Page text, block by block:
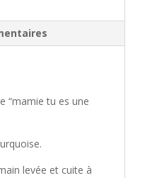
“mamie tu es une
levée et cuite à